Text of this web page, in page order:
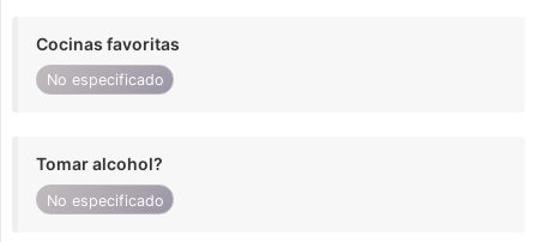
Cocinas favoritas
No especificado
Tomar alcohol?
No especificado